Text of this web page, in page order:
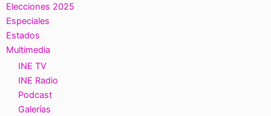
Elecciones 2025
Especiales
Estados
Multimedia
INE TV
INE Radio
Podcast
Galerías